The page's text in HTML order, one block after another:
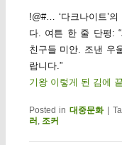
!@#… ‘다크나이트’
다. 여튼 한 줄 단평: “
친구들 미안. 조낸 우
랍니다.”
기왕 이렇게 된 김에
Posted in 대중문화 |
러 조커